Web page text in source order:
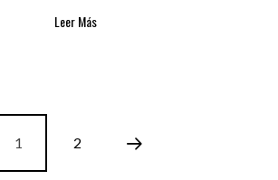
Leer Más
1 2